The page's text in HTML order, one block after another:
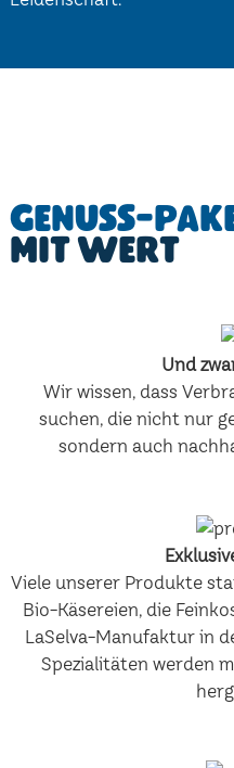
Genuss-
mit Wert
Und
Wir wissen, dass
suchen, die nicht nur
sondern auch
Viele unserer Produkte
Bio-Käsereien, die
LaSelva-Manufaktur in
Spezialitäten werden